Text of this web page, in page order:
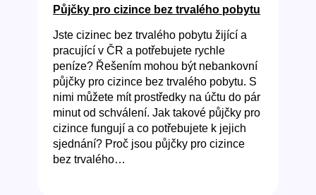
Půjčky pro cizince bez trvalého pobytu
Jste cizinec bez trvalého pobytu žijící a
pracující v ČR a potřebujete rychle
peníze? Řešením mohou být nebankovní
půjčky pro cizince bez trvalého pobytu. S
nimi můžete mít prostředky na účtu do pár
minut od schválení. Jak takové půjčky pro
cizince fungují a co potřebujete k jejich
sjednání? Proč jsou půjčky pro cizince
bez trvalého…